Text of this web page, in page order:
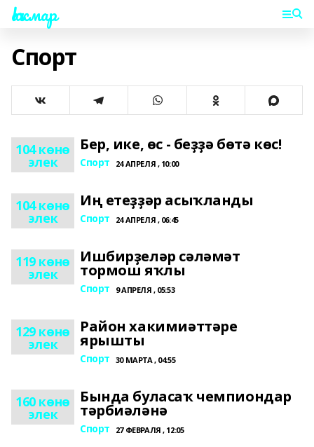
Һаҡмар
Спорт
104 көнө
элек
Бер, ике, өс - беҙҙә бөтә көс!
Спорт 24 АПРЕЛЯ , 10:00
104 көнө
элек
Иң етеҙҙәр асыҡланды
Спорт 24 АПРЕЛЯ , 06:45
119 көнө
элек
Ишбирҙеләр сәләмәт
тормош яҡлы
Спорт 9 АПРЕЛЯ , 05:53
129 көнө
элек
Район хакимиәттәре
ярышты
Спорт 30 МАРТА , 04:55
160 көнө
элек
Бында буласаҡ чемпиондар
тәрбиәләнә
Спорт 27 ФЕВРАЛЯ , 12:05